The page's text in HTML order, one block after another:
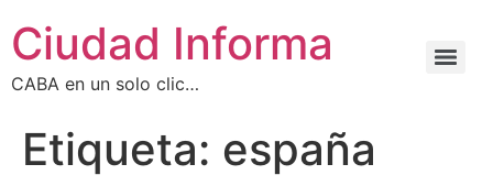
Ciudad Informa
CABA en un solo clic…
Etiqueta: españa